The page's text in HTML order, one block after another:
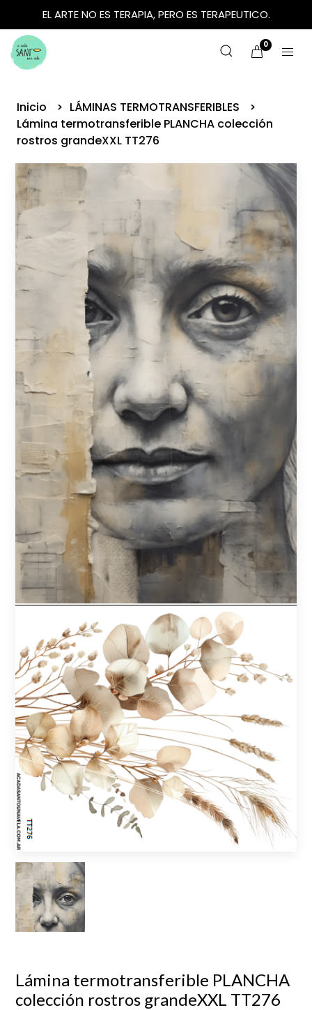
EL ARTE NO ES TERAPIA, PERO ES TERAPEUTICO.
0
Inicio
LÁMINAS TERMOTRANSFERIBLES
Lámina termotransferible PLANCHA colección
rostros grandeXXL TT276
Lámina termotransferible PLANCHA
colección rostros grandeXXL TT276